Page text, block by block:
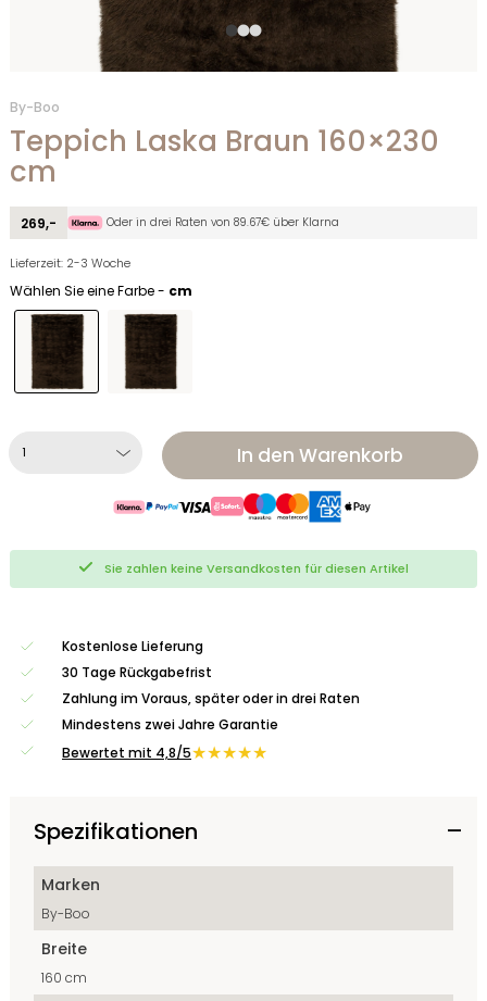
By-Boo
Teppich Laska Braun 160×230
cm
269,- Oder in drei Raten von 89.67€ über Klarna
Lieferzeit: 2-3 Woche
Wählen Sie eine Farbe - cm
In den Warenkorb
Sie zahlen keine Versandkosten für diesen Artikel
Kostenlose Lieferung
30 Tage Rückgabefrist
Zahlung im Voraus, später oder in drei Raten
Mindestens zwei Jahre Garantie
Bewertet mit 4,8/5★★★★★
Spezifikationen
Marken
By-Boo
Breite
160 cm